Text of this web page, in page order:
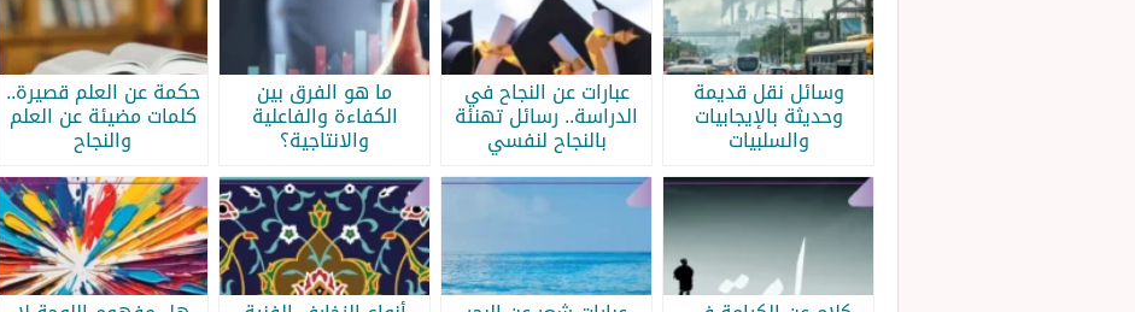
وسائل نقل قديمة
وحديثة بالإيجابيات
والسلبيات
عبارات عن النجاح في
الدراسة.. رسائل تهنئة
بالنجاح لنفسي
ما هو الفرق بين
الكفاءة والفاعلية
والانتاجية؟
حكمة عن العلم قصيرة..
كلمات مضيئة عن العلم
والنجاح